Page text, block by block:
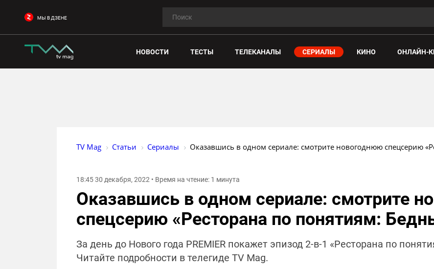
МЫ В ДЗЕНЕ
НОВОСТИ ТЕСТЫ ТЕЛЕКАНАЛЫ СЕРИАЛЫ КИНО ОНЛАЙН-
TV Mag Статьи Сериалы Оказавшись в одном сериале: смотрите новогоднюю спецсерию
18:45 30 декабря, 2022 • Время на чтение: 1 минута
Оказавшись в одном сериале: смотрите
спецсерию «Ресторана по понятиям:
За день до Нового года PREMIER покажет эпизод 2-в-1 «Ресторана по
Читайте подробности в телегиде TV Mag.